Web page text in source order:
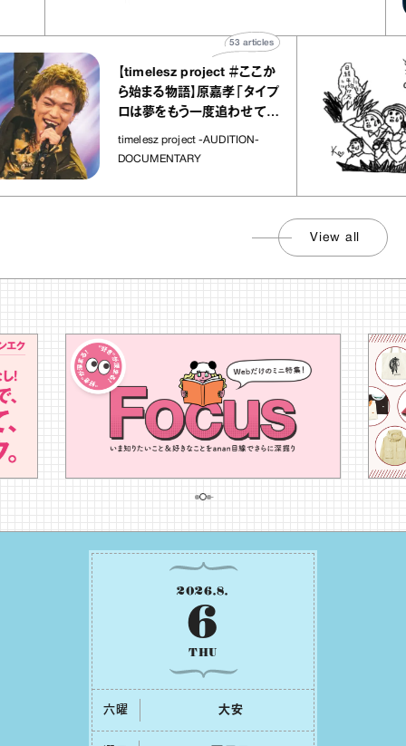
【timelesz project ＃ここか
ら始まる物語】原嘉孝「タイプ
ロは夢をもう一度追わせてく
れた場所」
timelesz project -AUDITION-
DOCUMENTARY
articles
View all
2026.8.
6
THU
六曜 ⼤安